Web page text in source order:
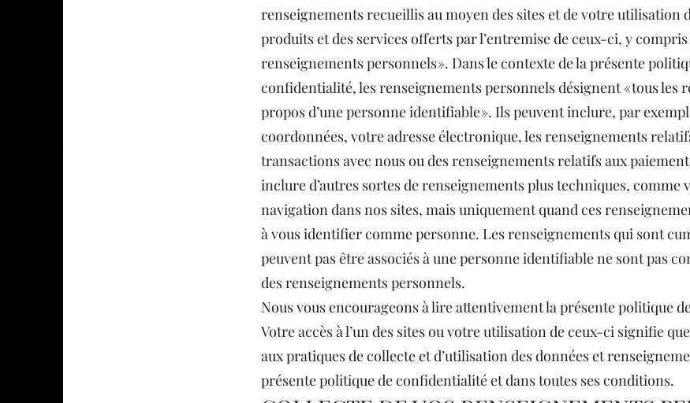
renseignements recueillis au moyen des sites et de votre utilisation
produits et des services offerts par l’entremise de ceux-ci, y compris
renseignements personnels ». Dans le contexte de la présente
confidentialité, les renseignements personnels désignent « tous les
propos d’une personne identifiable ». Ils peuvent inclure, par
coordonnées, votre adresse électronique, les renseignements
transactions avec nous ou des renseignements relatifs aux
inclure d’autres sortes de renseignements plus techniques, comme
navigation dans nos sites, mais uniquement quand ces
à vous identifier comme personne. Les renseignements qui sont
peuvent pas être associés à une personne identifiable ne sont pas
des renseignements personnels.
Nous vous encourageons à lire attentivement la présente politique
Votre accès à l’un des sites ou votre utilisation de ceux-ci signifie
aux pratiques de collecte et d’utilisation des données et
présente politique de confidentialité et dans toutes ses conditions.